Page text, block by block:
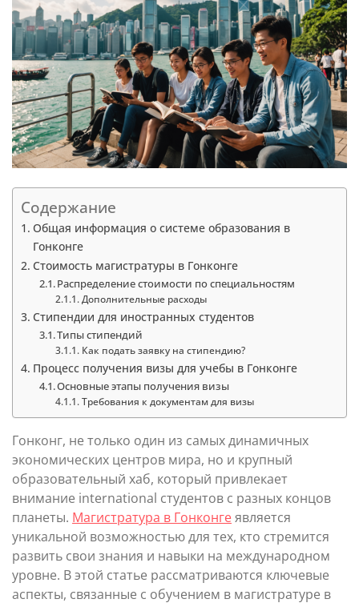
Содержание
Общая информация о системе образования в
Гонконге
Стоимость магистратуры в Гонконге
Распределение стоимости по специальностям
Дополнительные расходы
Стипендии для иностранных студентов
Типы стипендий
Как подать заявку на стипендию?
Процесс получения визы для учебы в Гонконге
Основные этапы получения визы
Требования к документам для визы
Гонконг, не только один из самых динамичных
экономических центров мира, но и крупный
образовательный хаб, который привлекает
внимание international студентов с разных концов
планеты. Магистратура в Гонконгеявляется
уникальной возможностью для тех, кто стремится
развить свои знания и навыки на международном
уровне. В этой статье рассматриваются ключевые
аспекты, связанные с обучением в магистратуре в